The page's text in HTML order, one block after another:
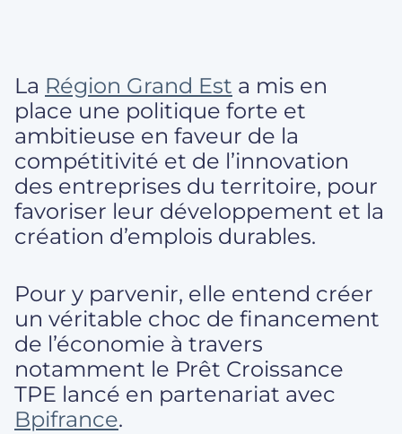
La Région Grand Est a mis en
place une politique forte et
ambitieuse en faveur de la
compétitivité et de l’innovation
des entreprises du territoire, pour
favoriser leur développement et la
création d’emplois durables.
Pour y parvenir, elle entend créer
un véritable choc de financement
de l’économie à travers
notamment le Prêt Croissance
TPE lancé en partenariat avec
Bpifrance.